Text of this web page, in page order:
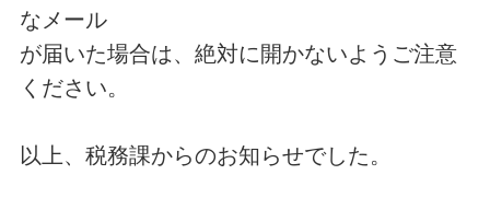
なメール
が届いた場合は、絶対に開かないようご注意
ください。
以上、税務課からのお知らせでした。